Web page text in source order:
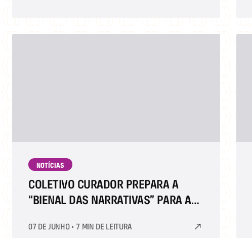
NOTÍCIAS
COLETIVO CURADOR PREPARA A
“BIENAL DAS NARRATIVAS” PARA A
ANOS
07 DE JUNHO •7 MIN DE LEITURA